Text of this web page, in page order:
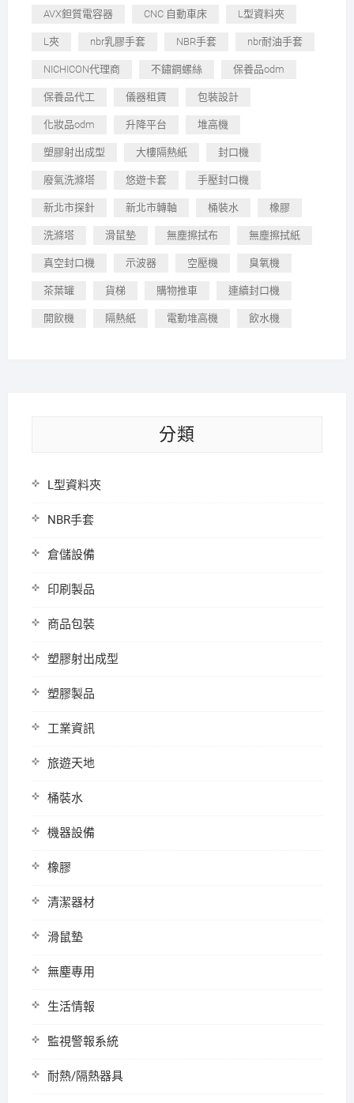
AVX鉭質電容器 CNC 自動車床 L型資料夾
L夾 nbr乳膠手套 NBR手套 nbr耐油手套
NICHICON代理商 不鏽鋼螺絲 保養品odm
保養品代工 儀器租賃 包裝設計
化妝品odm 升降平台 堆高機
塑膠射出成型 大樓隔熱紙 封口機
廢氣洗滌塔 悠遊卡套 手壓封口機
新北市探針 新北市轉軸 桶裝水 橡膠
洗滌塔 滑鼠墊 無塵擦拭布 無塵擦拭紙
真空封口機 示波器 空壓機 臭氧機
茶葉罐 貨梯 購物推車 連續封口機
開飲機 隔熱紙 電動堆高機 飲水機
分類
L型資料夾
NBR手套
倉儲設備
印刷製品
商品包裝
塑膠射出成型
塑膠製品
工業資訊
旅遊天地
桶裝水
機器設備
橡膠
清潔器材
滑鼠墊
無塵專用
生活情報
監視警報系統
耐熱/隔熱器具